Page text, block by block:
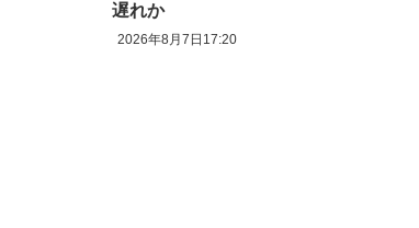
遅れか
2026年8月7日17:20